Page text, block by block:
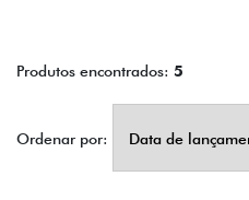
Produtos encontrados: 5
Ordenar por: